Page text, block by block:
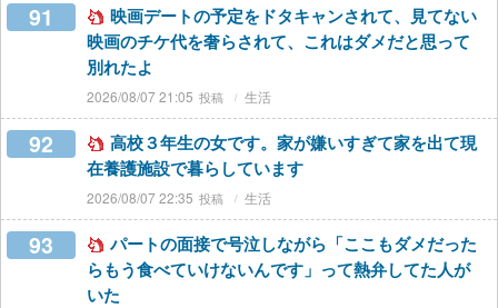
91
映画デートの予定をドタキャンされて、見てない
映画のチケ代を奢らされて、これはダメだと思って
別れたよ
2026/08/07 21:05 生活
92
高校３年生の女です。家が嫌いすぎて家を出て現
在養護施設で暮らしています
2026/08/07 22:35 生活
93
パートの面接で号泣しながら「ここもダメだった
らもう食べていけないんです」って熱弁してた人が
いた